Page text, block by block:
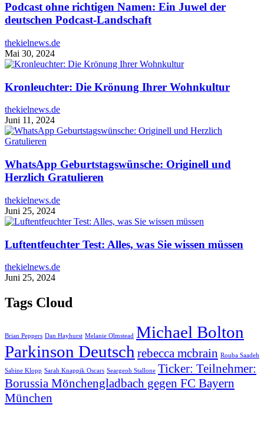
Podcast ohne richtigen Namen: Ein Juwel der
deutschen Podcast-Landschaft
thekielnews.de
Mai 30, 2024
Kronleuchter: Die Krönung Ihrer Wohnkultur
thekielnews.de
Juni 11, 2024
WhatsApp Geburtstagswünsche: Originell und
Herzlich Gratulieren
thekielnews.de
Juni 25, 2024
Luftentfeuchter Test: Alles, was Sie wissen müssen
thekielnews.de
Juni 25, 2024
Tags Cloud
Brian Peppers Dan Hayhurst Melanie Olmstead Michael Bolton
Parkinson Deutsch rebecca mcbrain Rouba Saadeh
Sabine Klopp Sarah Knappik Oscars Seargeoh Stallone Ticker: Teilnehmer:
Borussia Mönchengladbach gegen FC Bayern
München